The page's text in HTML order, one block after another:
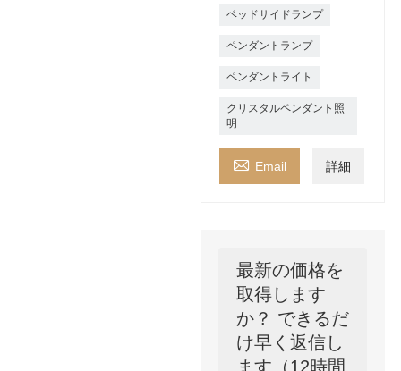
ベッドサイドランプ
ペンダントランプ
ペンダントライト
クリスタルペンダント照
明
 Email 詳細
最新の価格を
取得します
か？ できるだ
け早く返信し
ます（12時間